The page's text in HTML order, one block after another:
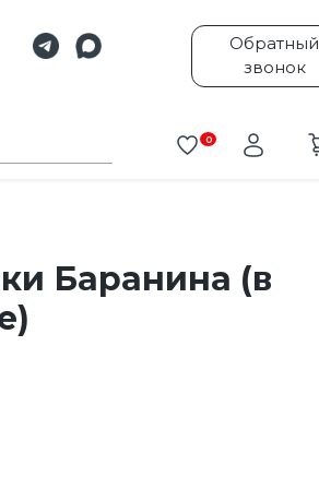
Обратный
звонок
0
Баранина (в